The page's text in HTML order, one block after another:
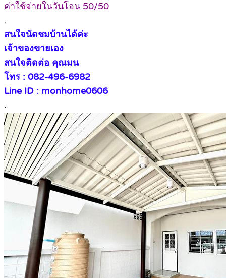
ค่าใช้จ่ายในวันโอน 50/50
.
สนใจนัดชมบ้านได้ค่ะ
เจ้าของขายเอง
สนใจติดต่อ คุณมน
โทร : 082-496-6982
Line ID : monhome0606
.